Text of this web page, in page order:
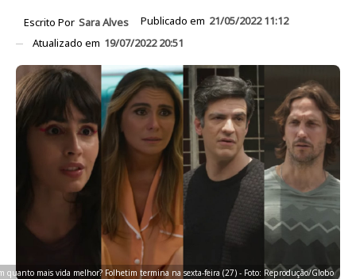
Escrito Por Sara Alves Publicado em 21/05/2022 11:12
Atualizado em 19/07/2022 20:51
quanto mais vida melhor? Folhetim termina na sexta-feira (27) - Foto: Reprodução/Globo